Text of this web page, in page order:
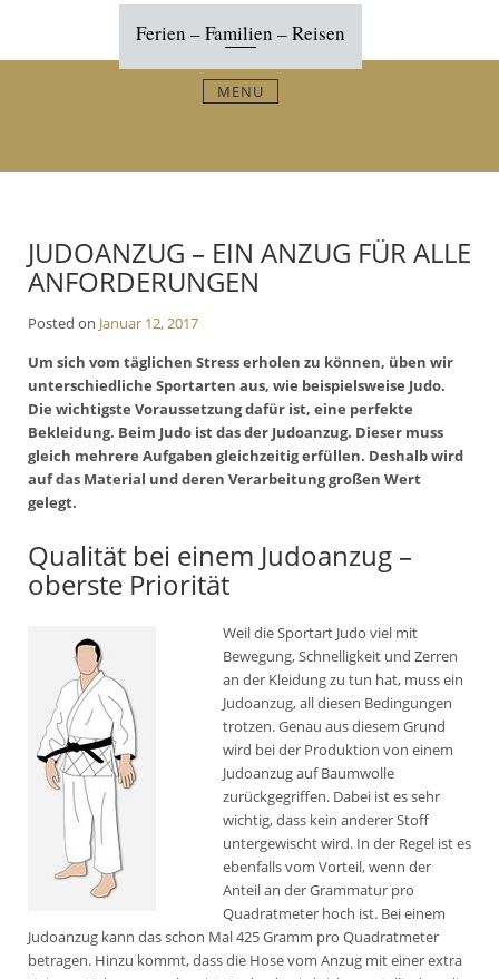
content
Ferien – Familien – Reisen
MENU
JUDOANZUG – EIN ANZUG FÜR ALLE
ANFORDERUNGEN
Posted on Januar 12, 2017
Um sich vom täglichen Stress erholen zu können, üben wir
unterschiedliche Sportarten aus, wie beispielsweise Judo.
Die wichtigste Voraussetzung dafür ist, eine perfekte
Bekleidung. Beim Judo ist das der Judoanzug. Dieser muss
gleich mehrere Aufgaben gleichzeitig erfüllen. Deshalb wird
auf das Material und deren Verarbeitung großen Wert
gelegt.
Qualität bei einem Judoanzug –
oberste Priorität
Weil die Sportart Judo viel mit
Bewegung, Schnelligkeit und Zerren
an der Kleidung zu tun hat, muss ein
Judoanzug, all diesen Bedingungen
trotzen. Genau aus diesem Grund
wird bei der Produktion von einem
Judoanzug auf Baumwolle
zurückgegriffen. Dabei ist es sehr
wichtig, dass kein anderer Stoff
untergewischt wird. In der Regel ist es
ebenfalls vom Vorteil, wenn der
Anteil an der Grammatur pro
Quadratmeter hoch ist. Bei einem
Judoanzug kann das schon Mal 425 Gramm pro Quadratmeter
betragen. Hinzu kommt, dass die Hose vom Anzug mit einer extra